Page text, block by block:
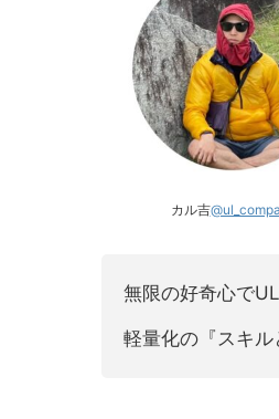
カル吉
無限の好奇心で
軽量化の『スキル